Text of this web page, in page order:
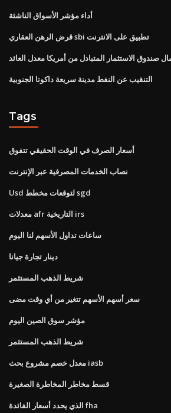
أداء مؤشر الأسواق الناشئة
قرض الرهن العقاري sbi تطبيق على الانترنت
صندوق الاستثمار المتبادل من أمريكا معدل العائد
التنقيب عن النفط مدينة سريعة داكوتا الجنوبية
Tags
أسعار الصرف في الوقت الحقيقي تتفوق
نصاب الخدمات المصرفية عبر الإنترنت
Usd لتوقعات مخطط sgd
معدلات afr التاريخية irs
ساعات تداول الأسهم لنا اليوم
دينار تجارة جيانا
شريط الذهب المستثمر
سعر أسهم الأسهم تتغير من أي وقت مضى
مؤشر سوق الصين اليوم
شريط الذهب المستثمر
معدل خصم مشروع بحث iasb
قسط مخاطر المخاطرة الصغيرة
الذي يحدد أسعار الفائدة fha